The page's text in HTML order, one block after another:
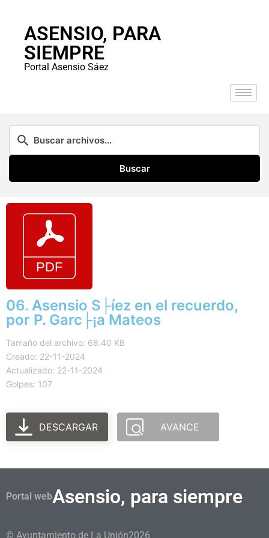
ASENSIO, PARA
SIEMPRE
Portal Asensio Sáez
Buscar
06. Asensio S├íez en el recuerdo,
por P. Garc├¡a Mateos
Tamaño del archivo: 68.40 KB
Creado: 22-11-2024
Actualizado: 22-11-2024
Golpes: 107
DESCARGAR AVANCE
Portal webAsensio, para siempre
© Ayuntamiento de La Unión2026